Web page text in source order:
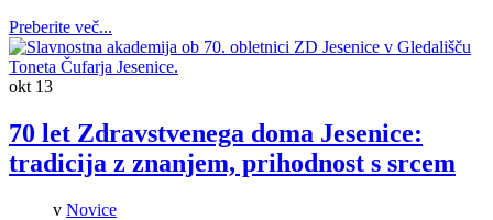
Preberite več...
okt 13
70 let Zdravstvenega doma Jesenice:
tradicija z znanjem, prihodnost s srcem
v Novice